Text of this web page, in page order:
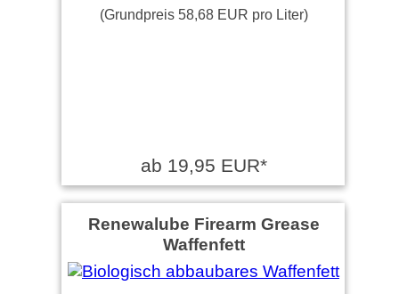
(Grundpreis 58,68 EUR pro Liter)
ab 19,95 EUR*
Renewalube Firearm Grease
Waffenfett